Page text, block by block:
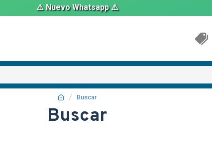
⚠️ Nuevo Whatsapp ⚠️
Buscar
Buscar